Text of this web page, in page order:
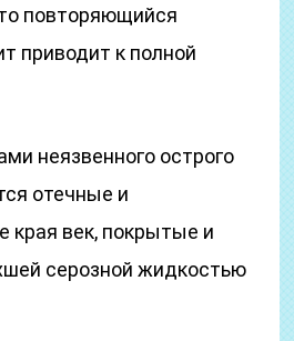
повторяющийся
приводит к полной
неязвенного острого
отечные и
края век, покрытые и
серозной жидкостью